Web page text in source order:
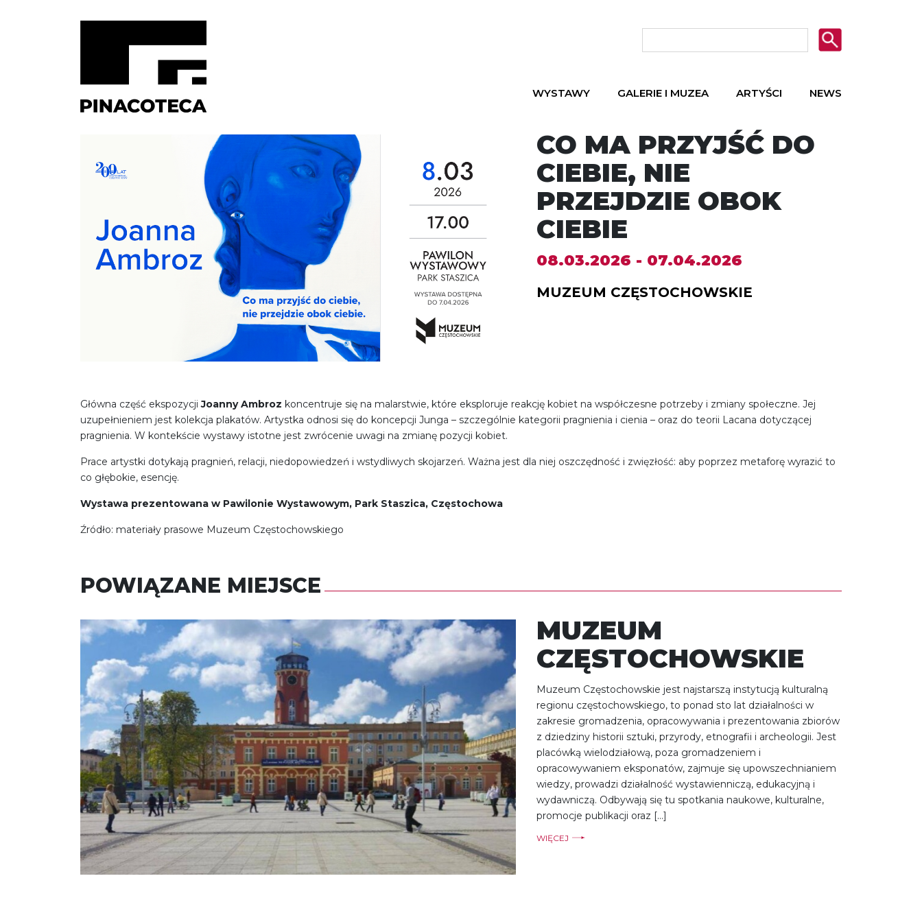
WYSTAWY GALERIE I MUZEA ARTYŚCI NEWS
CO MA PRZYJŚĆ DO
CIEBIE, NIE
PRZEJDZIE OBOK
CIEBIE
08.03.2026 - 07.04.2026
MUZEUM CZĘSTOCHOWSKIE
Główna część ekspozycjiJoanny Ambroz koncentruje się na malarstwie, które eksploruje reakcję kobiet na współczesne potrzeby i zmiany społeczne. Jej
uzupełnieniem jest kolekcja plakatów. Artystka odnosi się do koncepcji Junga – szczególnie kategorii pragnienia i cienia – oraz do teorii Lacana dotyczącej
pragnienia. W kontekście wystawy istotne jest zwrócenie uwagi na zmianę pozycji kobiet.
Prace artystki dotykają pragnień, relacji, niedopowiedzeń i wstydliwych skojarzeń. Ważna jest dla niej oszczędność i zwięzłość: aby poprzez metaforę wyrazić to
co głębokie, esencję.
Wystawa prezentowana w Pawilonie Wystawowym, Park Staszica, Częstochowa
Źródło: materiały prasowe Muzeum Częstochowskiego
POWIĄZANE MIEJSCE
MUZEUM
CZĘSTOCHOWSKIE
Muzeum Częstochowskie jest najstarszą instytucją kulturalną
regionu częstochowskiego, to ponad sto lat działalności w
zakresie gromadzenia, opracowywania i prezentowania zbiorów
z dziedziny historii sztuki, przyrody, etnografii i archeologii. Jest
placówką wielodziałową, poza gromadzeniem i
opracowywaniem eksponatów, zajmuje się upowszechnianiem
wiedzy, prowadzi działalność wystawienniczą, edukacyjną i
wydawniczą. Odbywają się tu spotkania naukowe, kulturalne,
promocje publikacji oraz […]
WIĘCEJ